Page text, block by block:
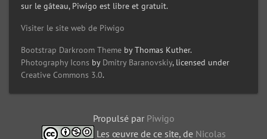
sur le gâteau, Piwigo est libre et gratuit.
Visiter le site web de Piwigo
Bootstrap Darkroom Theme by Thomas Kuther.
Photography Icons by Dmitry Baranovskiy, licensed under
Creative Commons 3.0.
Propulsé par Piwigo
Les œuvre de ce site, de Nicolas